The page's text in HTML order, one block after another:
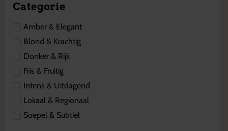
Categorie
Amber & Elegant
Blond & Krachtig
Donker & Rijk
Fris & Fruitig
Intens & Uitdagend
Lokaal & Regionaal
Soepel & Subtiel